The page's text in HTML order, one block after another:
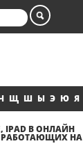
Щ Ш Ы Э Ю Я
IPAD В ОНЛАЙН
РАБОТАЮЩИХ НА